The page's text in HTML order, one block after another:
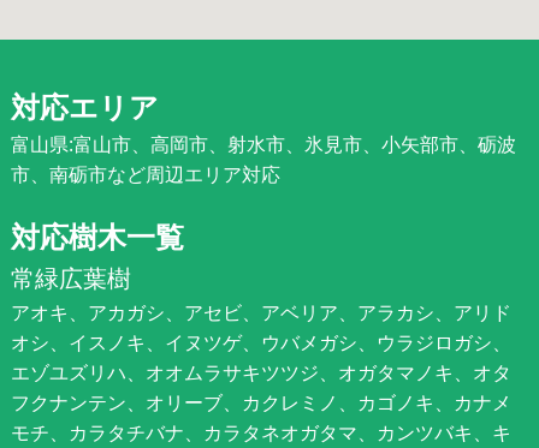
対応エリア
富山県:富山市、高岡市、射水市、氷見市、小矢部市、砺波
市、南砺市など周辺エリア対応
対応樹木一覧
常緑広葉樹
アオキ、アカガシ、アセビ、アベリア、アラカシ、アリド
オシ、イスノキ、イヌツゲ、ウバメガシ、ウラジロガシ、
エゾユズリハ、オオムラサキツツジ、オガタマノキ、オタ
フクナンテン、オリーブ、カクレミノ、カゴノキ、カナメ
モチ、カラタチバナ、カラタネオガタマ、カンツバキ、キ